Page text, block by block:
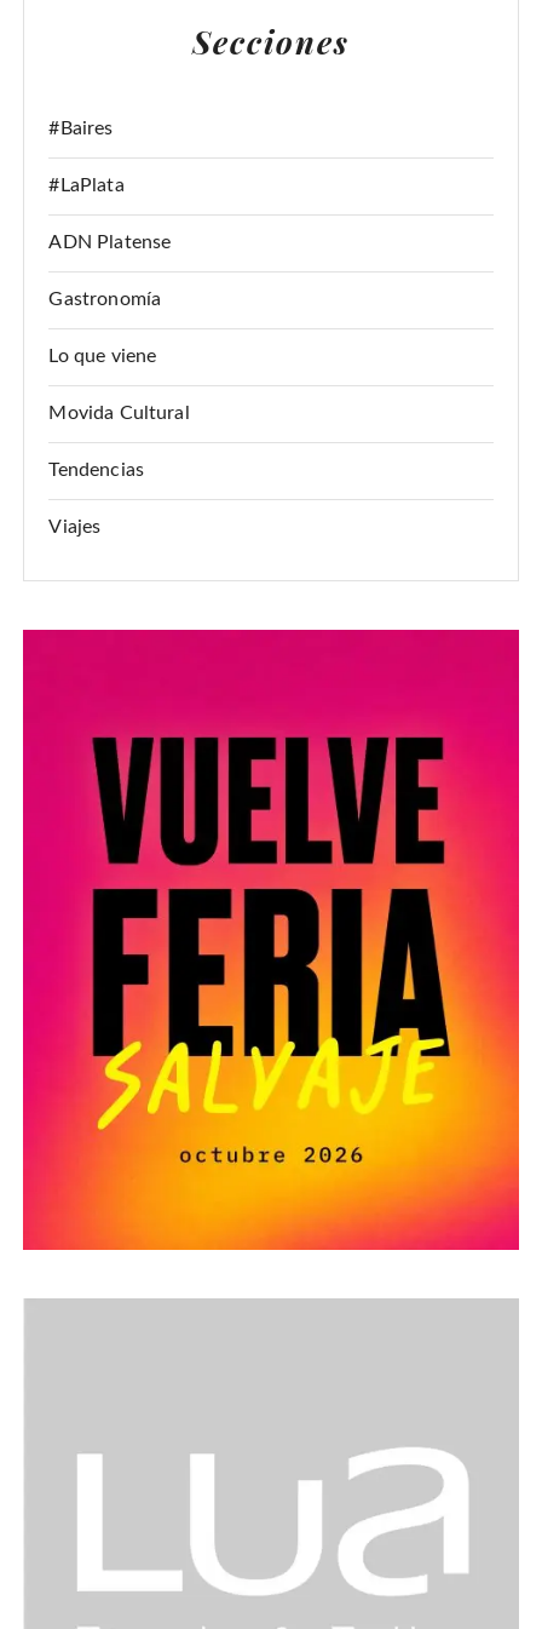
Secciones
#Baires
#LaPlata
ADN Platense
Gastronomía
Lo que viene
Movida Cultural
Tendencias
Viajes